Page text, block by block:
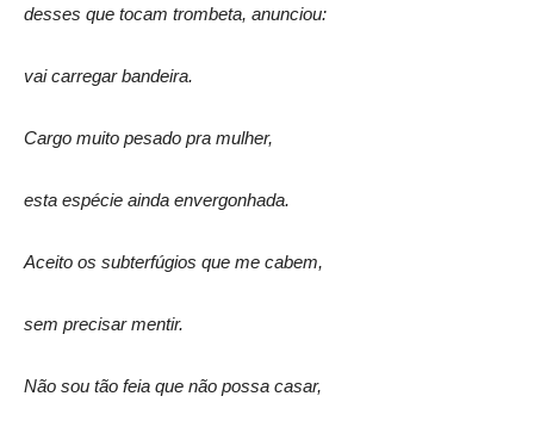
desses que tocam trombeta, anunciou:
vai carregar bandeira.
Cargo muito pesado pra mulher,
esta espécie ainda envergonhada.
Aceito os subterfúgios que me cabem,
sem precisar mentir.
Não sou tão feia que não possa casar,